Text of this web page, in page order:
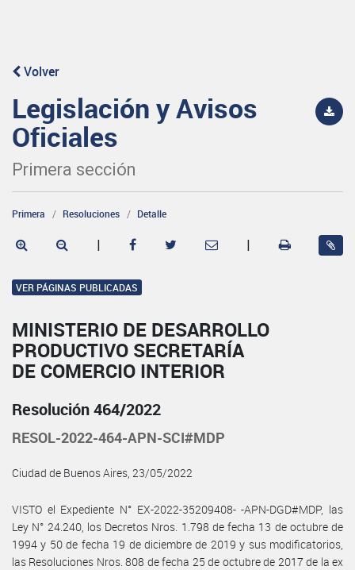
Volver
Legislación y Avisos
Oficiales
Primera sección
Primera Resoluciones Detalle
| |
VER PÁGINAS PUBLICADAS
MINISTERIO DE DESARROLLO
PRODUCTIVO SECRETARÍA
DE COMERCIO INTERIOR
Resolución 464/2022
RESOL-2022-464-APN-SCI#MDP
Ciudad de Buenos Aires, 23/05/2022
VISTO el Expediente N° EX-2022-35209408- -APN-DGD#MDP, las
Ley N° 24.240, los Decretos Nros. 1.798 de fecha 13 de octubre de
1994 y 50 de fecha 19 de diciembre de 2019 y sus modificatorios,
las Resoluciones Nros. 808 de fecha 25 de octubre de 2017 de la ex